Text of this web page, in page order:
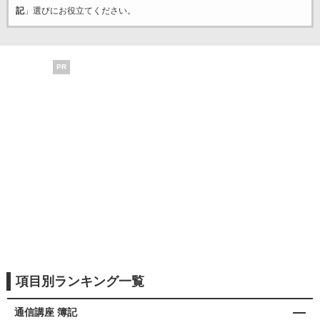
記」選びにお役立てください。
PR
項目別ランキング一覧
通信講座 簿記